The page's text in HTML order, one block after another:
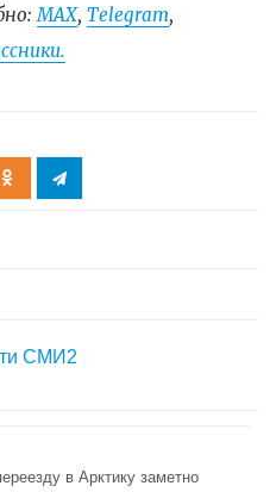
МАХ, Telegram,
СМИ2
в Арктику заметно